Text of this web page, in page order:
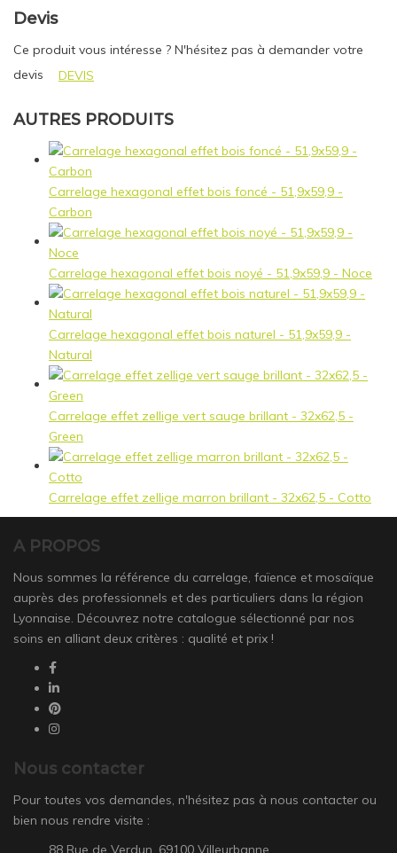
Devis
Ce produit vous intéresse ? N'hésitez pas à demander votre
devis
DEVIS
AUTRES PRODUITS
Carrelage hexagonal effet bois foncé - 51,9x59,9 -
Carbon
Carrelage hexagonal effet bois noyé - 51,9x59,9 - Noce
Carrelage hexagonal effet bois naturel - 51,9x59,9 -
Natural
Carrelage effet zellige vert sauge brillant - 32x62,5 -
Green
Carrelage effet zellige marron brillant - 32x62,5 - Cotto
A PROPOS
Nous sommes la référence du carrelage, faïence et mosaïque
auprès des professionnels et des particuliers dans la région
Lyonnaise. Découvrez notre catalogue sélectionné par nos
soins en alliant deux critères : qualité et prix !
Nous contacter
Pour toutes vos demandes, n'hésitez pas à nous contacter ou
bien nous rendre visite :
88 Rue de Verdun, 69100 Villeurbanne